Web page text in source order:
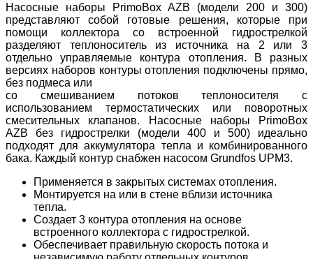
Насосные наборы PrimoBox AZB (модели 200 и 300)
представляют собой готовые решения, которые при
помощи коллектора со встроенной гидрострелкой
разделяют теплоноситель из источника на 2 или 3
отдельно управляемые контура отопления. В разных
версиях наборов контуры отопления подключены прямо,
без подмеса или
со смешиванием потоков теплоносителя c
использованием термостатических или поворотных
смесительных клапанов. Насосные наборы PrimoBox
AZB без гидрострелки (модели 400 и 500) идеально
подходят для аккумулятора тепла и комбинированного
бака. Каждый контур снабжен насосом Grundfos UPM3.
Применяется в закрытых системах отопления.
Монтируется на или в стене вблизи источника
тепла.
Создает 3 контура отопления на основе
встроенного коллектора с гидрострелкой.
Обеспечивает правильную скорость потока и